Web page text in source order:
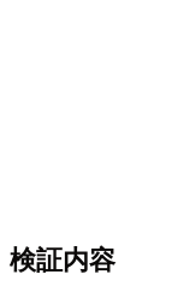
検証内容